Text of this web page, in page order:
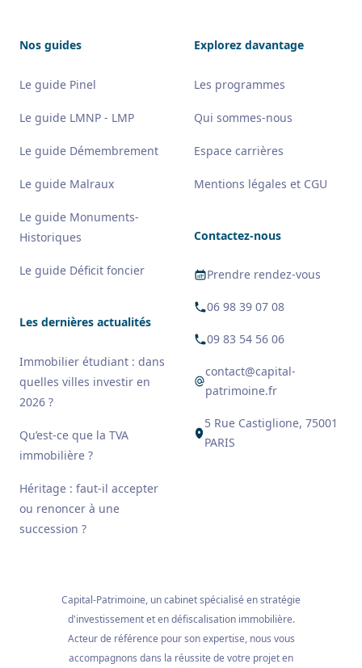
Nos guides
Le guide Pinel
Le guide LMNP - LMP
Le guide Démembrement
Le guide Malraux
Le guide Monuments-
Historiques
Le guide Déficit foncier
Les dernières actualités
Immobilier étudiant : dans
quelles villes investir en
2026 ?
Qu’est-ce que la TVA
immobilière ?
Héritage : faut-il accepter
ou renoncer à une
succession ?
Explorez davantage
Les programmes
Qui sommes-nous
Espace carrières
Mentions légales et CGU
Contactez-nous
Prendre rendez-vous
06 98 39 07 08
09 83 54 56 06
contact@capital-
patrimoine.fr
5 Rue Castiglione, 75001
PARIS
Capital-Patrimoine, un cabinet spécialisé en stratégie
d'investissement et en défiscalisation immobilière.
Acteur de référence pour son expertise, nous vous
accompagnons dans la réussite de votre projet en